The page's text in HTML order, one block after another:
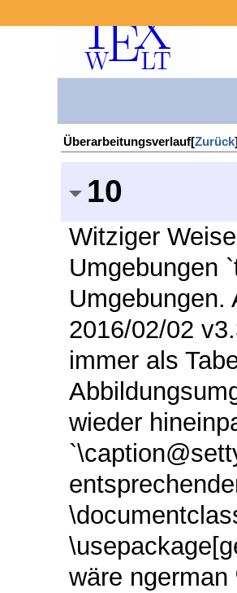
Überarbeitungsverlauf[Zurück
10
Witziger
Umgebungen
Umgebungen.
2016/02/02
immer als
wieder
wäre